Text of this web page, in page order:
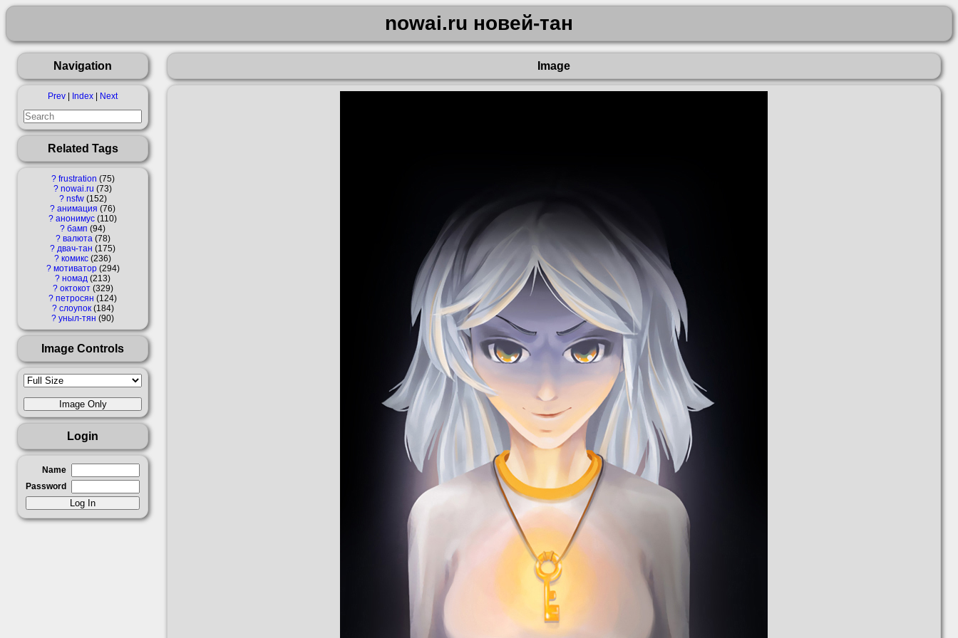
nowai.ru новей-тан
Navigation
Prev Index Next
Related Tags
? frustration 75
? nowai.ru 73
? nsfw 152
? анимация 76
? анонимус 110
? бамп 94
? валюта 78
? двач-тан
175
? комикс 236
? мотиватор 294
? номад 213
? октокот 329
? петросян
124
? слоупок 184
? уныл-тян 90
Image Controls
Login
Name
Password
Image